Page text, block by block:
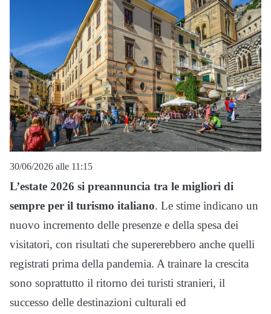
30/06/2026 alle 11:15
L’estate 2026 si preannuncia tra le migliori di
sempre per il turismo italiano. Le stime indicano un
nuovo incremento delle presenze e della spesa dei
visitatori, con risultati che supererebbero anche quelli
registrati prima della pandemia. A trainare la crescita
sono soprattutto il ritorno dei turisti stranieri, il
successo delle destinazioni culturali ed